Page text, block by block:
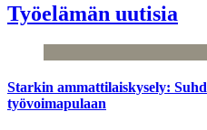
Työelämän uutisia
Starkin ammattilaiskysely:
työvoimapulaan